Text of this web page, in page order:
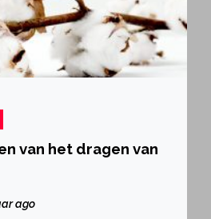
van het dragen van
ago